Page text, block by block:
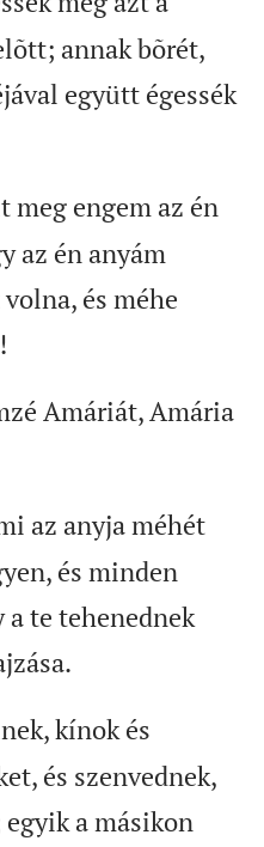
annak bõrét,
együtt égessék
meg engem az én
az én anyám
és méhe
Amáriát, Amária
az anyja méhét
és minden
te tehenednek
kínok és
és szenvednek,
a másikon